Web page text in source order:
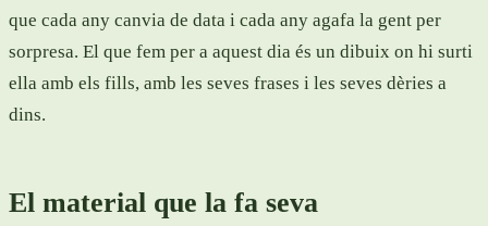
que cada any canvia de data i cada any agafa la gent per
sorpresa. El que fem per a aquest dia és un dibuix on hi surti
ella amb els fills, amb les seves frases i les seves dèries a
dins.
El material que la fa seva